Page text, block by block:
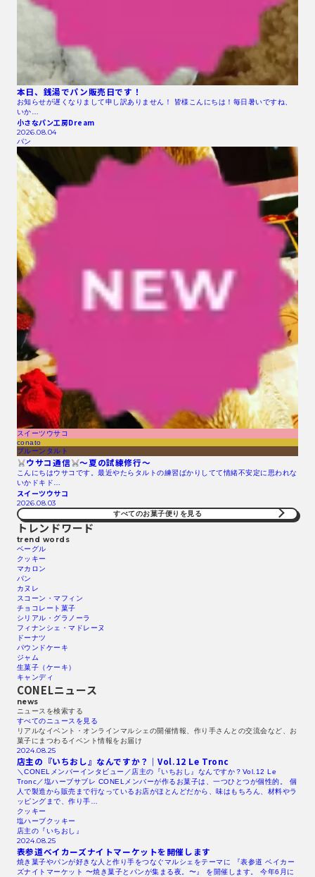
本日、銭湯でパン販売日です！
お知らせが遅くなりまして申し訳ありません！ 皆様こんにちは！毎日暑いですね、
いか…
小さなパン工房Dream
2026.08.04
パン
スイーツウサコ
conato
プルーンタルト
ウサコ通信 〜夏の試練修行〜
こんにちはウサコです。最近やたらタルトの練習ばかりしてて情緒不安定に思われな
いかドキド…
スイーツウサコ
2026.08.03
すべてのお菓子便りを見る
トレンドワード
trend words
ベーグル
クッキー
マカロン
パン
カヌレ
スコーン・マフィン
チョコレート菓子
シリアル・グラノーラ
フィナンシェ・マドレーヌ
ドーナツ
パウンドケーキ
ジャム
生菓子（ケーキ）
キャンディ
CONELニュース
news
ニュースを検索する​
すべてのニュースを見る​
リアルなイベント・オンラインマルシェの開催情報、作り手さんとの交流会など、お
菓子にまつわるイベント情報をお届け
2024.08.25
店主の『いちおし』なんですか？｜Vol.12 Le Tronc
＼CONELメンバーインタビュー／店主の『いちおし』なんですか？Vol.12 Le
Tronc／塩ハーブサブレ CONELメンバーが作るお菓子は、一つひとつが個性的。 個
人で製造から販売まで行なっているお店がほとんどだから、味はもちろん、材料やラ
ッピングまで、作り手…
クッキー
塩ハーブクッキー
店主の『いちおし』
2024.08.25
表参道ベイカーズナイトマーケットを開催します
焼き菓子やパンが好きな人と作り手をつなぐマルシェをテーマに 『表参道 ベイカー
ズナイトマーケット 〜焼き菓子とパンが集まる夜。〜』 を開催します。 今年6月に